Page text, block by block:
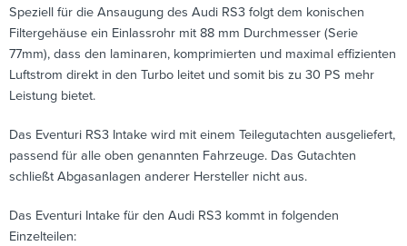
Speziell für die Ansaugung des Audi RS3 folgt dem konischen
Filtergehäuse ein Einlassrohr mit 88 mm Durchmesser (Serie
77mm), dass den laminaren, komprimierten und maximal effizienten
Luftstrom direkt in den Turbo leitet und somit bis zu 30 PS mehr
Leistung bietet.
Das Eventuri RS3 Intake wird mit einem Teilegutachten ausgeliefert,
passend für alle oben genannten Fahrzeuge. Das Gutachten
schließt Abgasanlagen anderer Hersteller nicht aus.
Das Eventuri Intake für den Audi RS3 kommt in folgenden
Einzelteilen: